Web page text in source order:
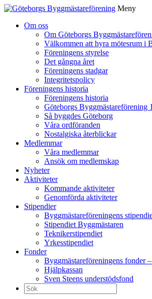
Meny
Om oss
Om Göteborgs
Välkommen att hyra mötesrum i
Föreningens styrelse
Det gångna året
Föreningens stadgar
Integritetspolicy
Föreningens historia
Föreningens historia
Göteborgs Byggmästareförening
Så byggdes Göteborg
Våra ordföranden
Nostalgiska återblickar
Medlemmar
Våra medlemmar
Ansök om medlemskap
Nyheter
Aktiviteter
Kommande aktiviteter
Genomförda aktiviteter
Stipendier
Byggmästareföreningens
Stipendiet Byggmästaren
Teknikerstipendiet
Yrkesstipendiet
Fonder
Byggmästareföreningens fonder
Hjälpkassan
Sven Steens understödsfond
Sök
efter: